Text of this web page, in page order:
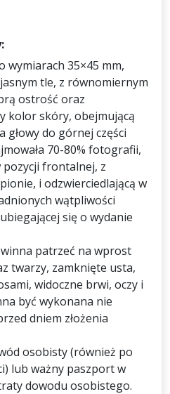
35×45 mm,
tle, z równomiernym
ostrość oraz
kolor skóry, obejmującą
głowy do górnej części
70-80% fotografii,
pozycji frontalnej, z
i odzwierciedlającą w
wątpliwości
się o wydanie
patrzeć na wprost
twarzy, zamknięte usta,
widoczne brwi, oczy i
być wykonana nie
dniem złożenia
osobisty (również po
lub ważny paszport w
dowodu osobistego.